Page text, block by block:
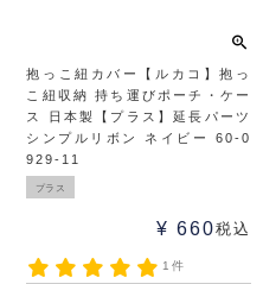
抱っこ紐カバー【ルカコ】抱っ
こ紐収納 持ち運びポーチ・ケー
ス 日本製【プラス】延長パーツ
シンプルリボン ネイビー 60-0
929-11
プラス
¥ 660税込
1件